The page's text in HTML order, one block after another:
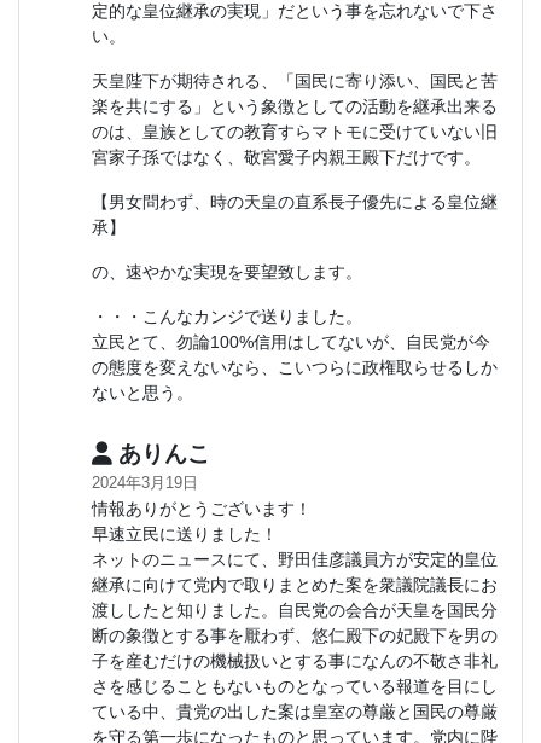
定的な皇位継承の実現」だという事を忘れないで下さ
い。
天皇陛下が期待される、「国民に寄り添い、国民と苦
楽を共にする」という象徴としての活動を継承出来る
のは、皇族としての教育すらマトモに受けていない旧
宮家子孫ではなく、敬宮愛子内親王殿下だけです。
【男女問わず、時の天皇の直系長子優先による皇位継
承】
の、速やかな実現を要望致します。
・・・こんなカンジで送りました。
立民とて、勿論100%信用はしてないが、自民党が今
の態度を変えないなら、こいつらに政権取らせるしか
ないと思う。
ありんこ
2024年3月19日
情報ありがとうございます！
早速立民に送りました！
ネットのニュースにて、野田佳彦議員方が安定的皇位
継承に向けて党内で取りまとめた案を衆議院議長にお
渡ししたと知りました。自民党の会合が天皇を国民分
断の象徴とする事を厭わず、悠仁殿下の妃殿下を男の
子を産むだけの機械扱いとする事になんの不敬さ非礼
さを感じることもないものとなっている報道を目にし
ている中、貴党の出した案は皇室の尊厳と国民の尊厳
を守る第一歩になったものと思っています。党内に陛